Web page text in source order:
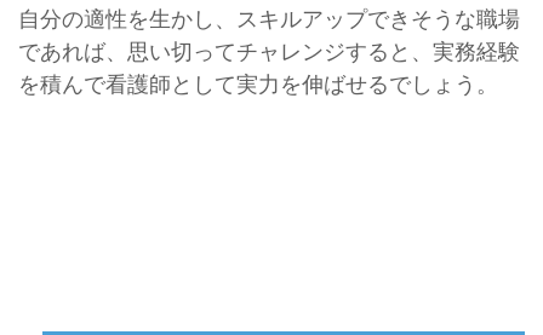
自分の適性を生かし、スキルアップできそうな職場
であれば、思い切ってチャレンジすると、実務経験
を積んで看護師として実力を伸ばせるでしょう。